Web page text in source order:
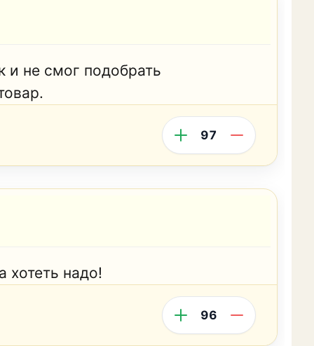
и не смог подобрать
97
хотеть надо!
96